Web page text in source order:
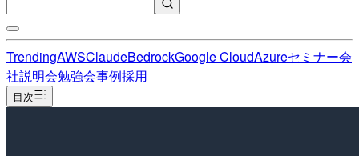
TrendingAWSClaudeBedrockGoogle CloudAzureセミナー会
社説明会勉強会事例採用
目次